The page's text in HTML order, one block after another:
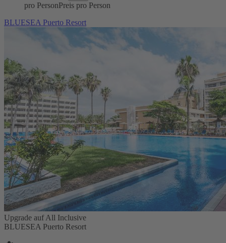
pro PersonPreis pro Person
BLUESEA Puerto Resort
Upgrade auf All Inclusive
BLUESEA Puerto Resort